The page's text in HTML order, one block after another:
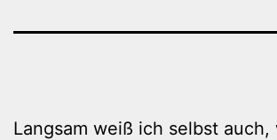
Langsam weiß ich selbst auch,